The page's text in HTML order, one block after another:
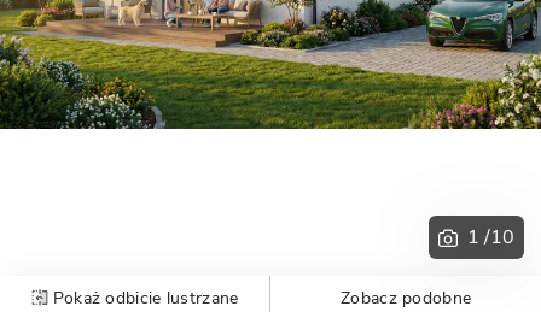
1 /10
Pokaż odbicie lustrzane Zobacz podobne